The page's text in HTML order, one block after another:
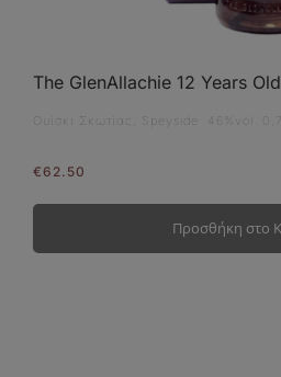
The GlenAllachie 12 Years Old
Ουίσκι Σκωτίας, Speyside 46%vol
€62.50
Προσθήκη στο